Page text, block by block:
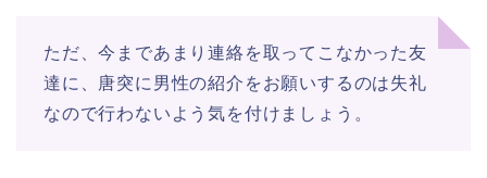
ただ、今まであまり連絡を取ってこなかった友
達に、唐突に男性の紹介をお願いするのは失礼
なので行わないよう気を付けましょう。